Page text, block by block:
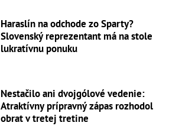
Haraslín na odchode zo Sparty?
Slovenský reprezentant má na stole
lukratívnu ponuku
Nestačilo ani dvojgólové vedenie:
Atraktívny prípravný zápas rozhodol
obrat v tretej tretine